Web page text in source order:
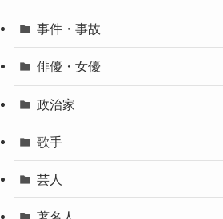
事件・事故
俳優・女優
政治家
歌手
芸人